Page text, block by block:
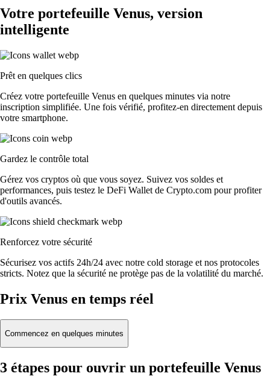
Votre portefeuille Venus, version
intelligente
Prêt en quelques clics
Créez votre portefeuille Venus en quelques minutes via notre
inscription simplifiée. Une fois vérifié, profitez-en directement depuis
votre smartphone.
Gardez le contrôle total
Gérez vos cryptos où que vous soyez. Suivez vos soldes et
performances, puis testez le DeFi Wallet de Crypto.com pour profiter
d'outils avancés.
Renforcez votre sécurité
Sécurisez vos actifs 24h/24 avec notre cold storage et nos protocoles
stricts. Notez que la sécurité ne protège pas de la volatilité du marché.
Prix Venus en temps réel
Commencez en quelques minutes
3 étapes pour ouvrir un portefeuille Venus